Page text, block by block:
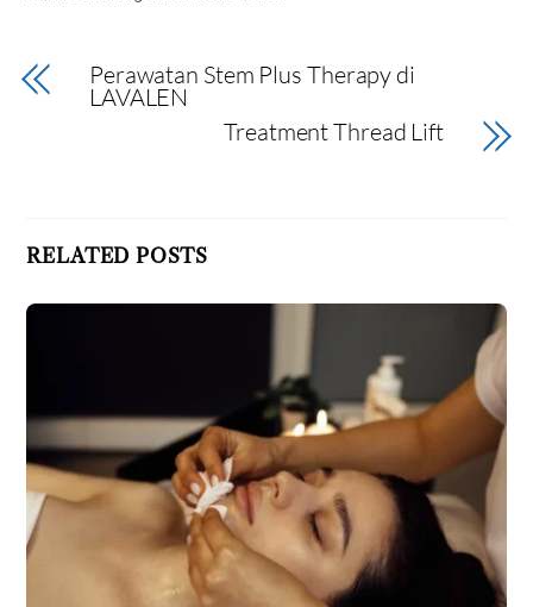
Perawatan Stem Plus Therapy di
LAVALEN
Treatment Thread Lift
RELATED POSTS